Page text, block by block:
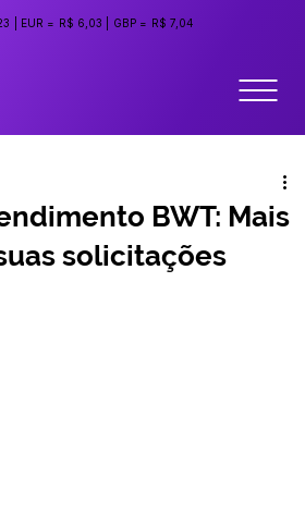
EUR = R$ 6,03 GBP = R$ 7,04
BWT: Mais
solicitações